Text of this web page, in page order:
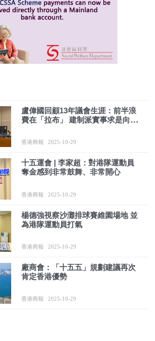
盧偉國回顧13年議會生涯：前半浪
費在「拉布」 建制派實事求是向政
香港商報 2025-10-29
十五運會 | 李家超：對港隊運動員
奪金感到非常鼓舞、非常開心
香港商報 2025-10-29
楊德強視察沙灘排球賽維園場地 並
為港隊運動員打氣
香港商報 2025-10-29
廠商會：「十五五」規劃建議再次
肯定香港優勢
香港商報 2025-10-29